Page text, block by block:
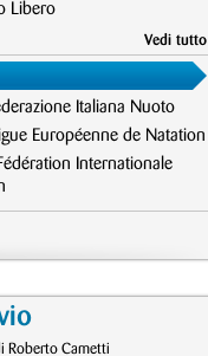
Libero
Vedi tutto
Italiana Nuoto
Européenne de Natation
Internationale
Roberto Cametti